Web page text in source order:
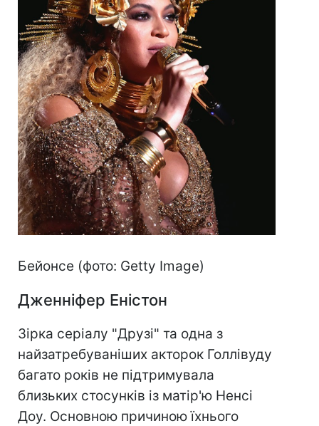
Бейонсе (фото: Getty Image)
Дженніфер Еністон
Зірка серіалу "Друзі" та одна з
найзатребуваніших акторок Голлівуду
багато років не підтримувала
близьких стосунків із матір'ю Ненсі
Доу. Основною причиною їхнього